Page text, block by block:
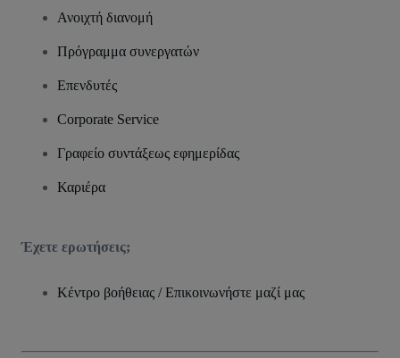
Ανοιχτή διανομή
Πρόγραμμα συνεργατών
Επενδυτές
Corporate Service
Γραφείο συντάξεως εφημερίδας
Καριέρα
Έχετε ερωτήσεις;
Κέντρο βοήθειας / Επικοινωνήστε μαζί μας